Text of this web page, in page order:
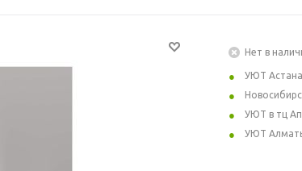
Нет в
УЮТ Астана
УЮТ в тц
УЮТ